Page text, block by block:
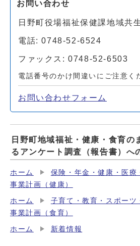
お問い合わせ
日野町役場福祉保健課地域共
電話: 0748-52-6524
ファックス: 0748-52-6503
電話番号のかけ間違いにご注意く
お問い合わせフォーム
日野町地域福祉・健康・食育の
るアンケート調査（報告書）へ
ホーム 保険・年金・健康・医療
事業計画（健康）
ホーム 子育て・教育・スポーツ
事業計画（食育）
ホーム 新着情報